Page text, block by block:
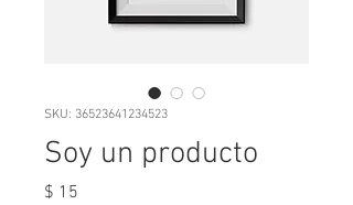
SKU: 36523641234523
Soy un producto
$ 15